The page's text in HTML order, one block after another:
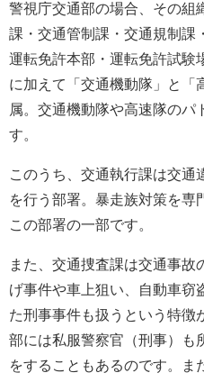
警視庁交通部の場合、その組
課・交通管制課・交通規制課
運転免許本部・運転免許試験
に加えて「交通機動隊」と「
属。交通機動隊や高速隊のパ
す。
このうち、交通執行課は交通
を行う部署。暴走族対策を専
この部署の一部です。
また、交通捜査課は交通事故
げ事件や車上狙い、自動車窃
た刑事事件も扱うという特徴
部には私服警察官（刑事）も
をすることもあるのです。ま